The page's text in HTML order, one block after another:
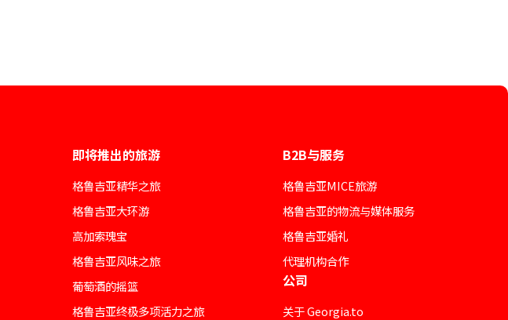
即将推出的旅游
格鲁吉亚精华之旅
格鲁吉亚大环游
高加索瑰宝
格鲁吉亚风味之旅
葡萄酒的摇篮
格鲁吉亚终极多项活力之旅
B2B与服务
格鲁吉亚MICE旅游
格鲁吉亚的物流与媒体服务
格鲁吉亚婚礼
代理机构合作
公司
关于 Georgia.to